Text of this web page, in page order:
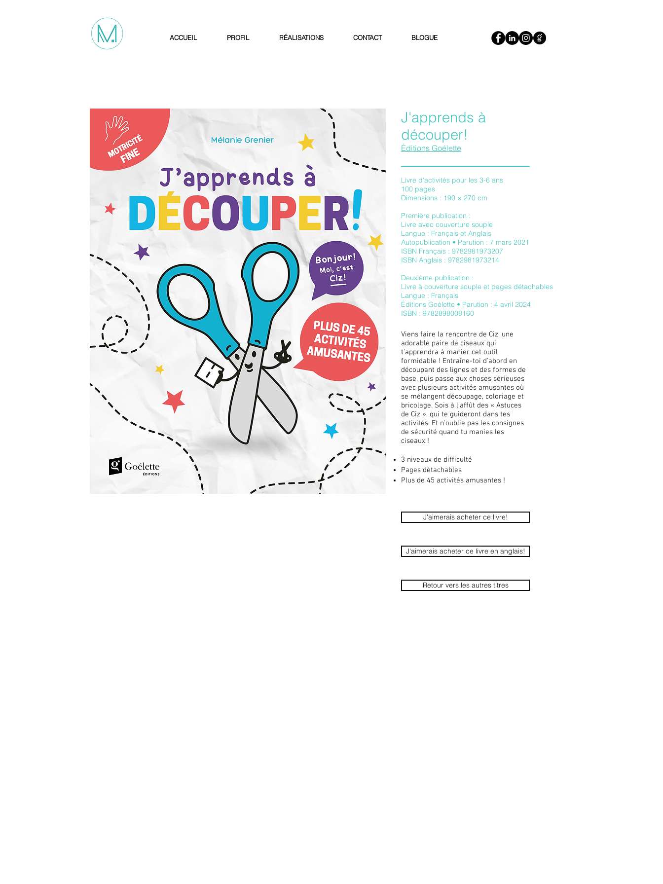
ACCUEIL PROFIL RÉALISATIONS CONTACT BLOGUE
J'apprends à
découper!
Éditions Goélette
Livre d'activités pour les 3-6 ans
100 pages
Dimensions : 190 × 270 cm
Première publication :
Livre avec couverture souple
Langue : Français et Anglais
Autopublication • Parution : 7 mars 2021
ISBN Français : 9782981973207
ISBN Anglais : 9782981973214
Deuxième publication :
Livre à couverture souple et pages détachables
Langue : Français
Éditions Goélette • Parution : 4 avril 2024
ISBN : 9782898008160
Viens faire la rencontre de Ciz, une
adorable paire de ciseaux qui
t'apprendra à manier cet outil
formidable ! Entraîne-toi d'abord en
découpant des lignes et des formes de
base, puis passe aux choses sérieuses
avec plusieurs activités amusantes où
se mélangent découpage, coloriage et
bricolage. Sois à l'affût des « Astuces
de Ciz », qui te guideront dans tes
activités. Et n'oublie pas les consignes
de sécurité quand tu manies les
ciseaux !
3 niveaux de difficulté
Pages détachables
Plus de 45 activités amusantes !
J'aimerais acheter ce livre!
J'aimerais acheter ce livre en anglais!
Retour vers les autres titres